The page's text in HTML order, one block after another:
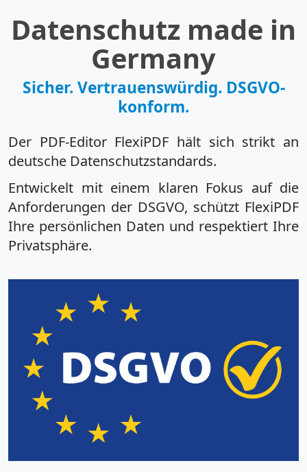
Datenschutz made in
Germany
Sicher. Vertrauenswürdig. DSGVO-
konform.
Der PDF-Editor FlexiPDF hält sich strikt an
deutsche Datenschutzstandards.
Entwickelt mit einem klaren Fokus auf die
Anforderungen der DSGVO, schützt FlexiPDF
Ihre persönlichen Daten und respektiert Ihre
Privatsphäre.